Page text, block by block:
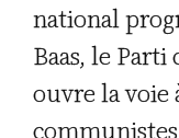
national
Baas, le
ouvre la voie